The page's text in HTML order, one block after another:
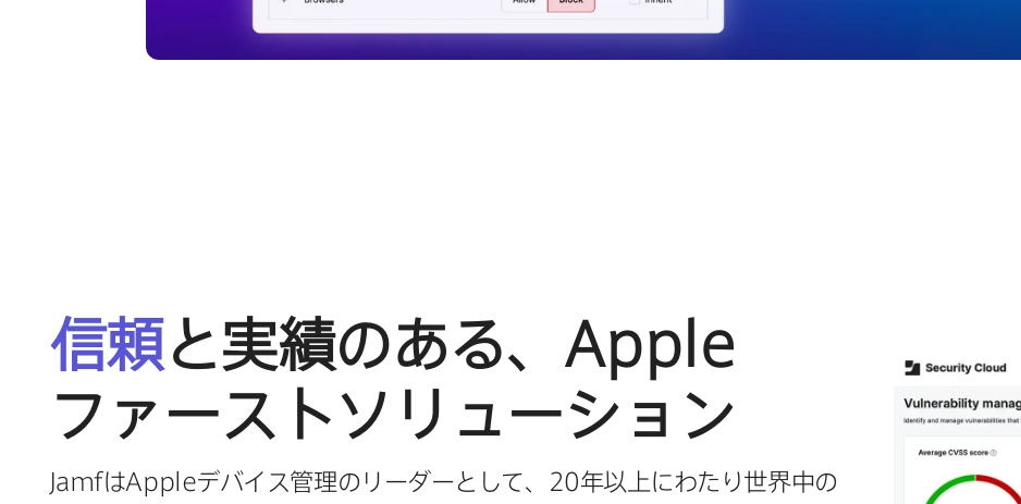
信頼と​実績の​ある、 Apple
ファーストソリューション
JamfはAppleデバイス管理の​リーダーと​して、 20年以上に​わたり世界中の​